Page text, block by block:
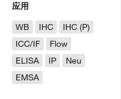
应用
WB
IHC
IHC (P)
ICC/IF
Flow
ELISA
IP
Neu
EMSA